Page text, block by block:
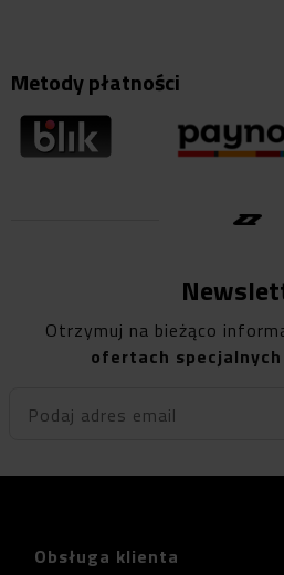
Metody płatności
Otrzymuj na bieżąco
ofertach specjalnych
Podaj adres email
Obsługa klienta